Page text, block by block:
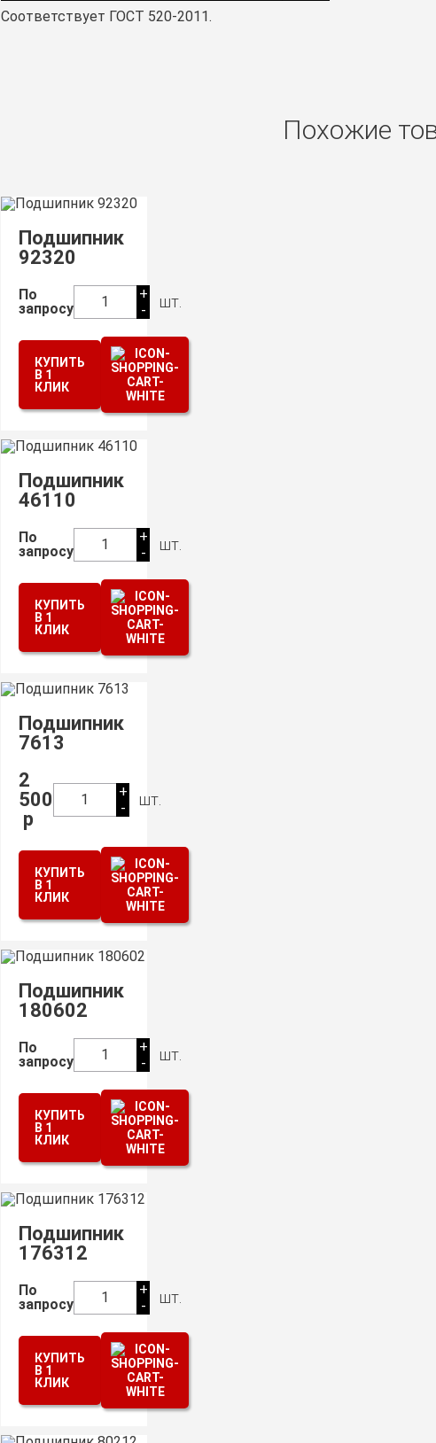
Соответствует ГОСТ 520-2011.
Похожие
Подшипник
92320
По
запросу
1
+
-
шт.
КУПИТЬ
В 1
КЛИК
Подшипник
46110
По
запросу
1
+
-
шт.
КУПИТЬ
В 1
КЛИК
Подшипник
7613
2
500
р
1
+
-
шт.
КУПИТЬ
В 1
КЛИК
Подшипник
180602
По
запросу
1
+
-
шт.
КУПИТЬ
В 1
КЛИК
Подшипник
176312
По
запросу
1
+
-
шт.
КУПИТЬ
В 1
КЛИК